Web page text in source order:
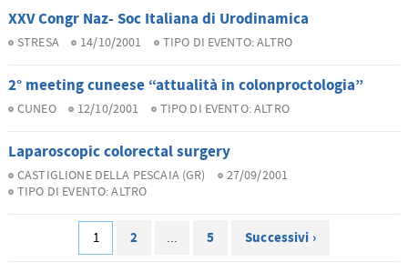
XXV Congr Naz- Soc Italiana di Urodinamica
STRESA 14/10/2001 TIPO DI EVENTO:ALTRO
2° meeting cuneese “attualità in colonproctologia”
CUNEO 12/10/2001 TIPO DI EVENTO:ALTRO
Laparoscopic colorectal surgery
CASTIGLIONE DELLA PESCAIA (GR)
27/09/2001
TIPO DI EVENTO:ALTRO
1 2 ... 5 Successivi ›